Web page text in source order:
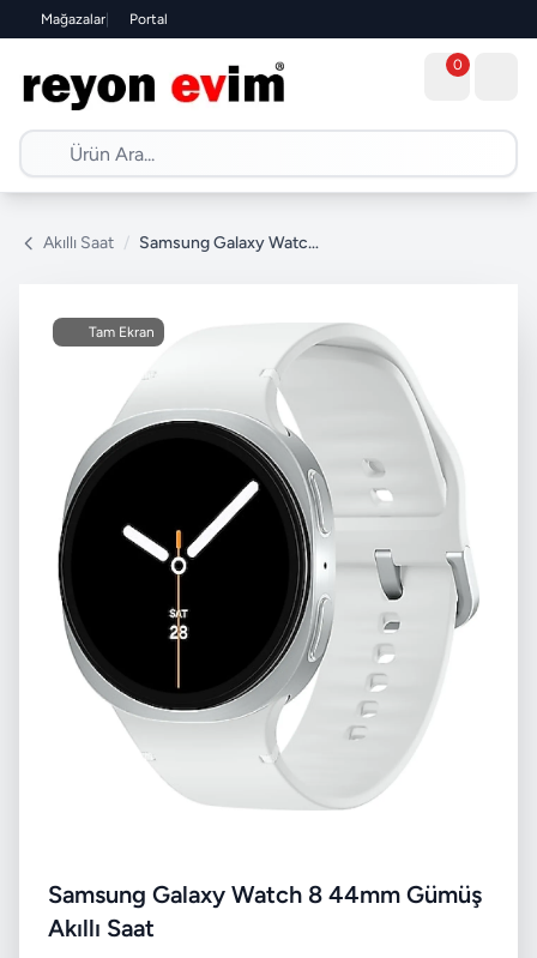
Mağazalar| Portal
0
Akıllı Saat / Samsung Galaxy Watch 8 44mm Gümüş Akıllı Saat
Tam Ekran
Samsung Galaxy Watch 8 44mm Gümüş
Akıllı Saat